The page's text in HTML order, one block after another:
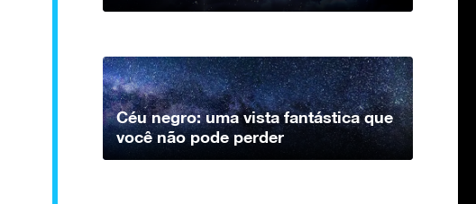
Céu negro: uma vista fantástica que
você não pode perder